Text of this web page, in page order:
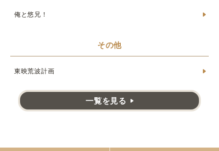
俺と悠兄！
その他
東映荒波計画
一覧を見る